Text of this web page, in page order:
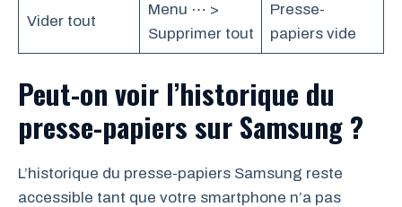
Vider tout
Menu ⋯ >
Supprimer tout
Presse-
papiers vide
Peut-on voir l’historique du
presse-papiers sur Samsung ?
L’historique du presse-papiers Samsung reste
accessible tant que votre smartphone n’a pas